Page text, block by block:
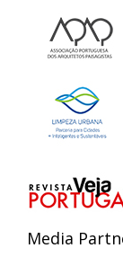
Media